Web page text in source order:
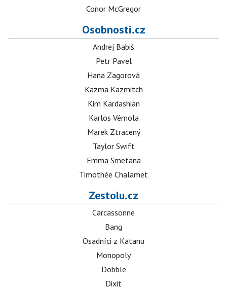
Conor McGregor
Osobnosti.cz
Andrej Babiš
Petr Pavel
Hana Zagorová
Kazma Kazmitch
Kim Kardashian
Karlos Vémola
Marek Ztracený
Taylor Swift
Emma Smetana
Timothée Chalamet
Zestolu.cz
Carcassonne
Bang
Osadníci z Katanu
Monopoly
Dobble
Dixit